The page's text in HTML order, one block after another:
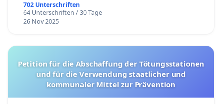
702 Unterschriften
64 Unterschriften / 30 Tage
26 Nov 2025
Petition für die Abschaffung der Tötungsstationen
und für die Verwendung staatlicher und
kommunaler Mittel zur Prävention